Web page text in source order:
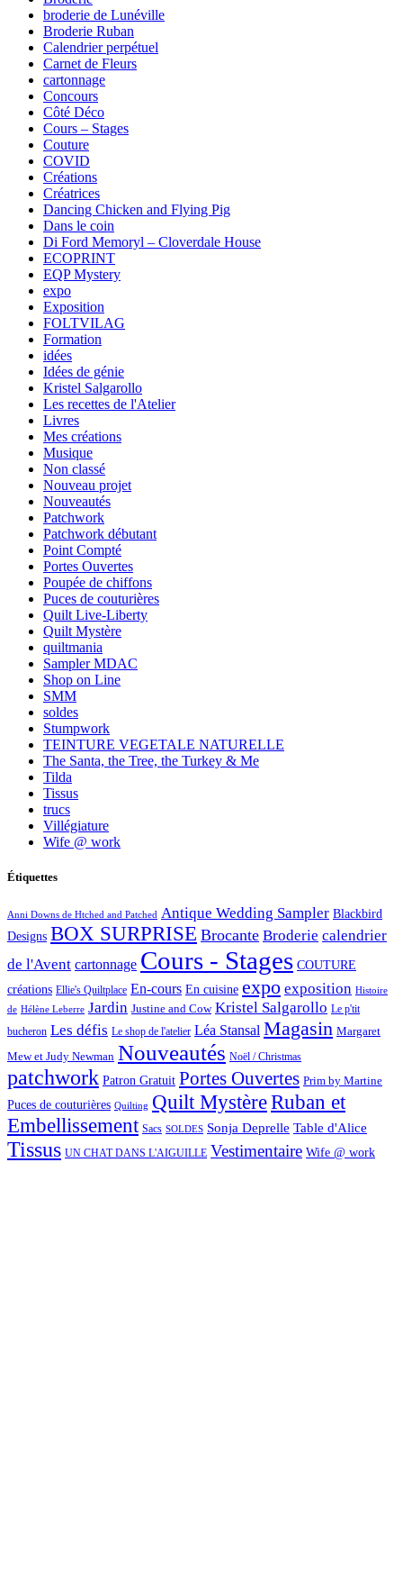
broderie de Lunéville
Broderie Ruban
Calendrier perpétuel
Carnet de Fleurs
cartonnage
Concours
Côté Déco
Cours – Stages
Couture
COVID
Créations
Créatrices
Dancing Chicken and Flying Pig
Dans le coin
Di Ford Memoryl – Cloverdale House
ECOPRINT
EQP Mystery
expo
Exposition
FOLTVILAG
Formation
idées
Idées de génie
Kristel Salgarollo
Les recettes de l'Atelier
Livres
Mes créations
Musique
Non classé
Nouveau projet
Nouveautés
Patchwork
Patchwork débutant
Point Compté
Portes Ouvertes
Poupée de chiffons
Puces de couturières
Quilt Live-Liberty
Quilt Mystère
quiltmania
Sampler MDAC
Shop on Line
SMM
soldes
Stumpwork
TEINTURE VEGETALE NATURELLE
The Santa, the Tree, the Turkey & Me
Tilda
Tissus
trucs
Villégiature
Wife @ work
Étiquettes
Anni Downs de Htched and Patched Antique Wedding Sampler Blackbird
Designs BOX SURPRISE Brocante Broderie calendrier
de l'Avent cartonnage Cours - Stages COUTURE
créations Ellie's Quiltplace En-cours En cuisine expo exposition Histoire
de Hélène Leberre Jardin Justine and Cow Kristel Salgarollo Le p'tit
bucheron Les défis Le shop de l'atelier Léa Stansal Magasin Margaret
Mew et Judy Newman Nouveautés Noël / Christmas
patchwork Patron Gratuit Portes Ouvertes Prim by Martine
Puces de couturières Quilting Quilt MystèreRuban et
Embellissement Sacs SOLDES Sonja Deprelle Table d'Alice
Tissus UN CHAT DANS L'AIGUILLE Vestimentaire Wife @ work